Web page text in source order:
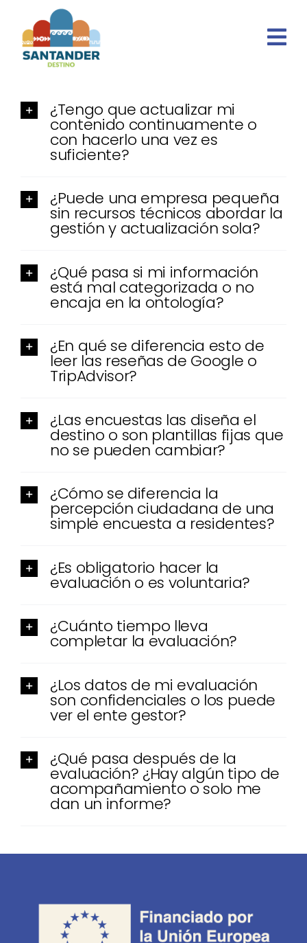
content
¿Tengo que actualizar mi
contenido continuamente o
con hacerlo una vez es
suficiente?
¿Puede una empresa pequeña
sin recursos técnicos abordar la
gestión y actualización sola?
¿Qué pasa si mi información
está mal categorizada o no
encaja en la ontología?
¿En qué se diferencia esto de
leer las reseñas de Google o
TripAdvisor?
¿Las encuestas las diseña el
destino o son plantillas fijas que
no se pueden cambiar?
¿Cómo se diferencia la
percepción ciudadana de una
simple encuesta a residentes?
¿Es obligatorio hacer la
evaluación o es voluntaria?
¿Cuánto tiempo lleva
completar la evaluación?
¿Los datos de mi evaluación
son confidenciales o los puede
ver el ente gestor?
¿Qué pasa después de la
evaluación? ¿Hay algún tipo de
acompañamiento o solo me
dan un informe?